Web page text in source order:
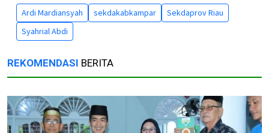
Ardi Mardiansyah sekdakabkampar
Sekdaprov Riau
Syahrial Abdi
REKOMENDASI BERITA